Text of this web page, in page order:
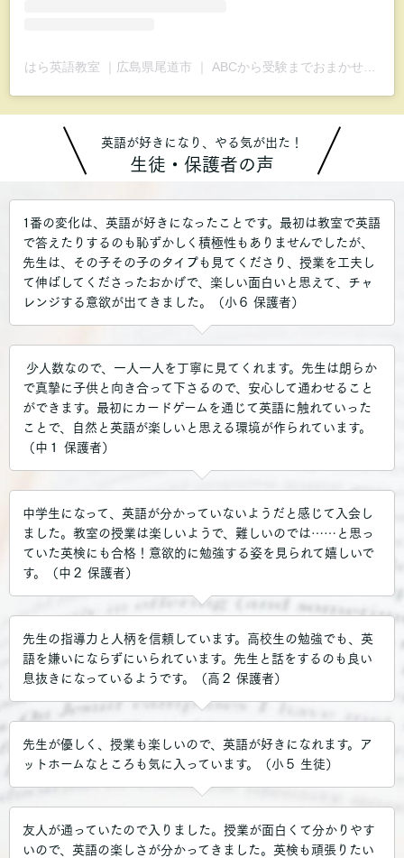
はら英語教室 ｜広島県尾道市 ｜ ABCから受験までおまかせ📚(@studyroomhara)がシェアした投稿
英語が好きになり、やる気が出た！
生徒・保護者の声
1番の変化は、英語が好きになったことです。最初は教室で英語
で答えたりするのも恥ずかしく積極性もありませんでしたが、
先生は、その子その子のタイプも見てくださり、授業を工夫し
て伸ばしてくださったおかげで、楽しい面白いと思えて、チャ
レンジする意欲が出てきました。（小６ 保護者）
少人数なので、一人一人を丁寧に見てくれます。先生は朗らか
で真摯に子供と向き合って下さるので、安心して通わせること
ができます。最初にカードゲームを通じて英語に触れていった
ことで、自然と英語が楽しいと思える環境が作られています。
（中１ 保護者）
中学生になって、英語が分かっていないようだと感じて入会し
ました。教室の授業は楽しいようで、難しいのでは……と思っ
ていた英検にも合格！意欲的に勉強する姿を見られて嬉しいで
す。（中２ 保護者）
先生の指導力と人柄を信頼しています。高校生の勉強でも、英
語を嫌いにならずにいられています。先生と話をするのも良い
息抜きになっているようです。（高２ 保護者）
先生が優しく、授業も楽しいので、英語が好きになれます。ア
ットホームなところも気に入っています。（小５ 生徒）
友人が通っていたので入りました。授業が面白くて分かりやす
いので、英語の楽しさが分かってきました。英検も頑張りたい